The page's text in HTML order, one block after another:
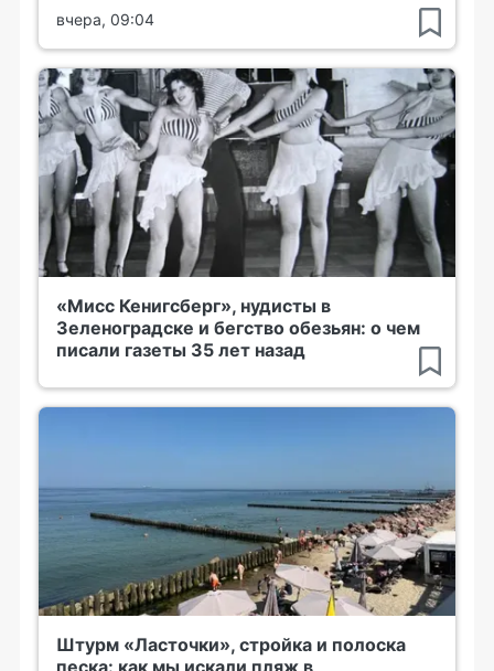
вчера, 09:04
«Мисс Кенигсберг», нудисты в
Зеленоградске и бегство обезьян: о чем
писали газеты 35 лет назад
Штурм «Ласточки», стройка и полоска
песка: как мы искали пляж в